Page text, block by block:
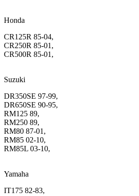
Honda
CR125R 85-04,
CR250R 85-01,
CR500R 85-01,
Suzuki
DR350SE 97-99,
DR650SE 90-95,
RM125 89,
RM250 89,
RM80 87-01,
RM85 02-10,
RM85L 03-10,
Yamaha
IT175 82-83,